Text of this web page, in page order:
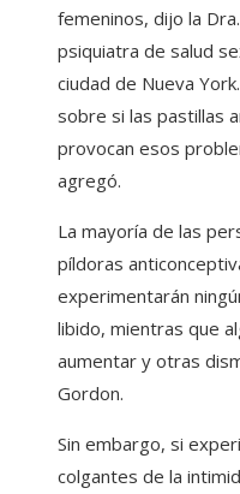
femeninos, dijo la
psiquiatra de salud
ciudad de Nueva
sobre si las pastillas
provocan esos
agregó.
La mayoría de las
píldoras
experimentarán
libido, mientras que
aumentar y otras
Gordon.
Sin embargo, si
colgantes de la